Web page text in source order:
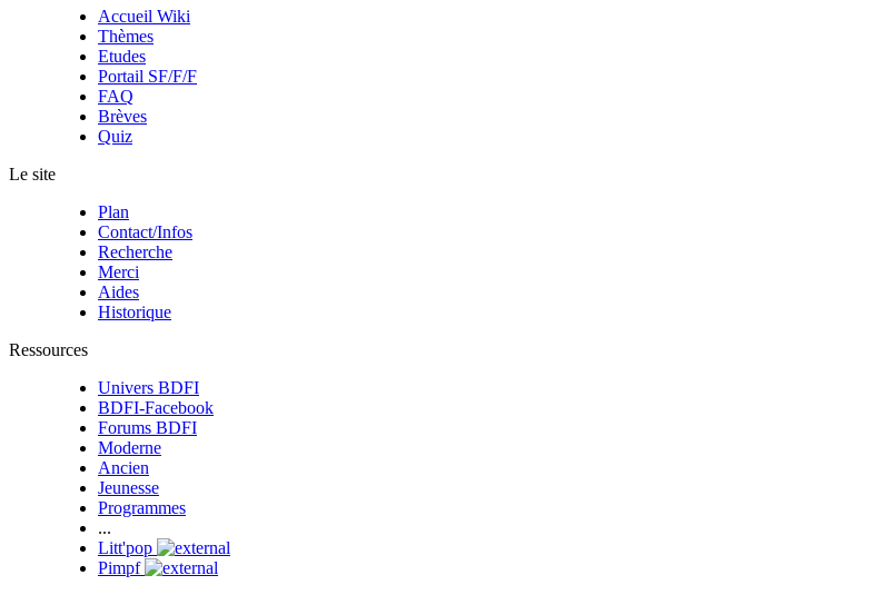
Accueil Wiki
Thèmes
Etudes
Portail SF/F/F
FAQ
Brèves
Quiz
Le site
Plan
Contact/Infos
Recherche
Merci
Aides
Historique
Ressources
Univers BDFI
BDFI-Facebook
Forums BDFI
Moderne
Ancien
Jeunesse
Programmes
...
Litt'pop
Pimpf